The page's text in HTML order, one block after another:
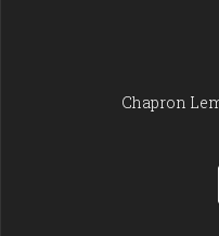
Chapron